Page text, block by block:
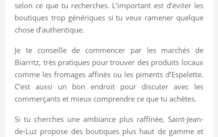
selon ce que tu recherches. L’important est d’éviter les
boutiques trop génériques si tu veux ramener quelque
chose d’authentique.
Je te conseille de commencer par les marchés de
Biarritz, très pratiques pour trouver des produits locaux
comme les fromages affinés ou les piments d’Espelette.
C’est aussi un bon endroit pour discuter avec les
commerçants et mieux comprendre ce que tu achètes.
Si tu cherches une ambiance plus raffinée, Saint-Jean-
de-Luz propose des boutiques plus haut de gamme et